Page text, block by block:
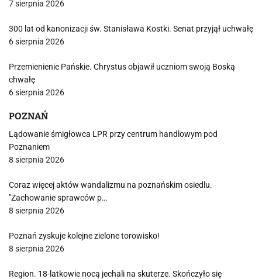
7 sierpnia 2026
300 lat od kanonizacji św. Stanisława Kostki. Senat przyjął uchwałę
6 sierpnia 2026
Przemienienie Pańskie. Chrystus objawił uczniom swoją Boską
chwałę
6 sierpnia 2026
POZNAŃ
Lądowanie śmigłowca LPR przy centrum handlowym pod
Poznaniem
8 sierpnia 2026
Coraz więcej aktów wandalizmu na poznańskim osiedlu.
"Zachowanie sprawców p…
8 sierpnia 2026
Poznań zyskuje kolejne zielone torowisko!
8 sierpnia 2026
Region. 18-latkowie nocą jechali na skuterze. Skończyło się